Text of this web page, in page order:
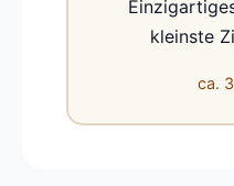
kleinste
ca.